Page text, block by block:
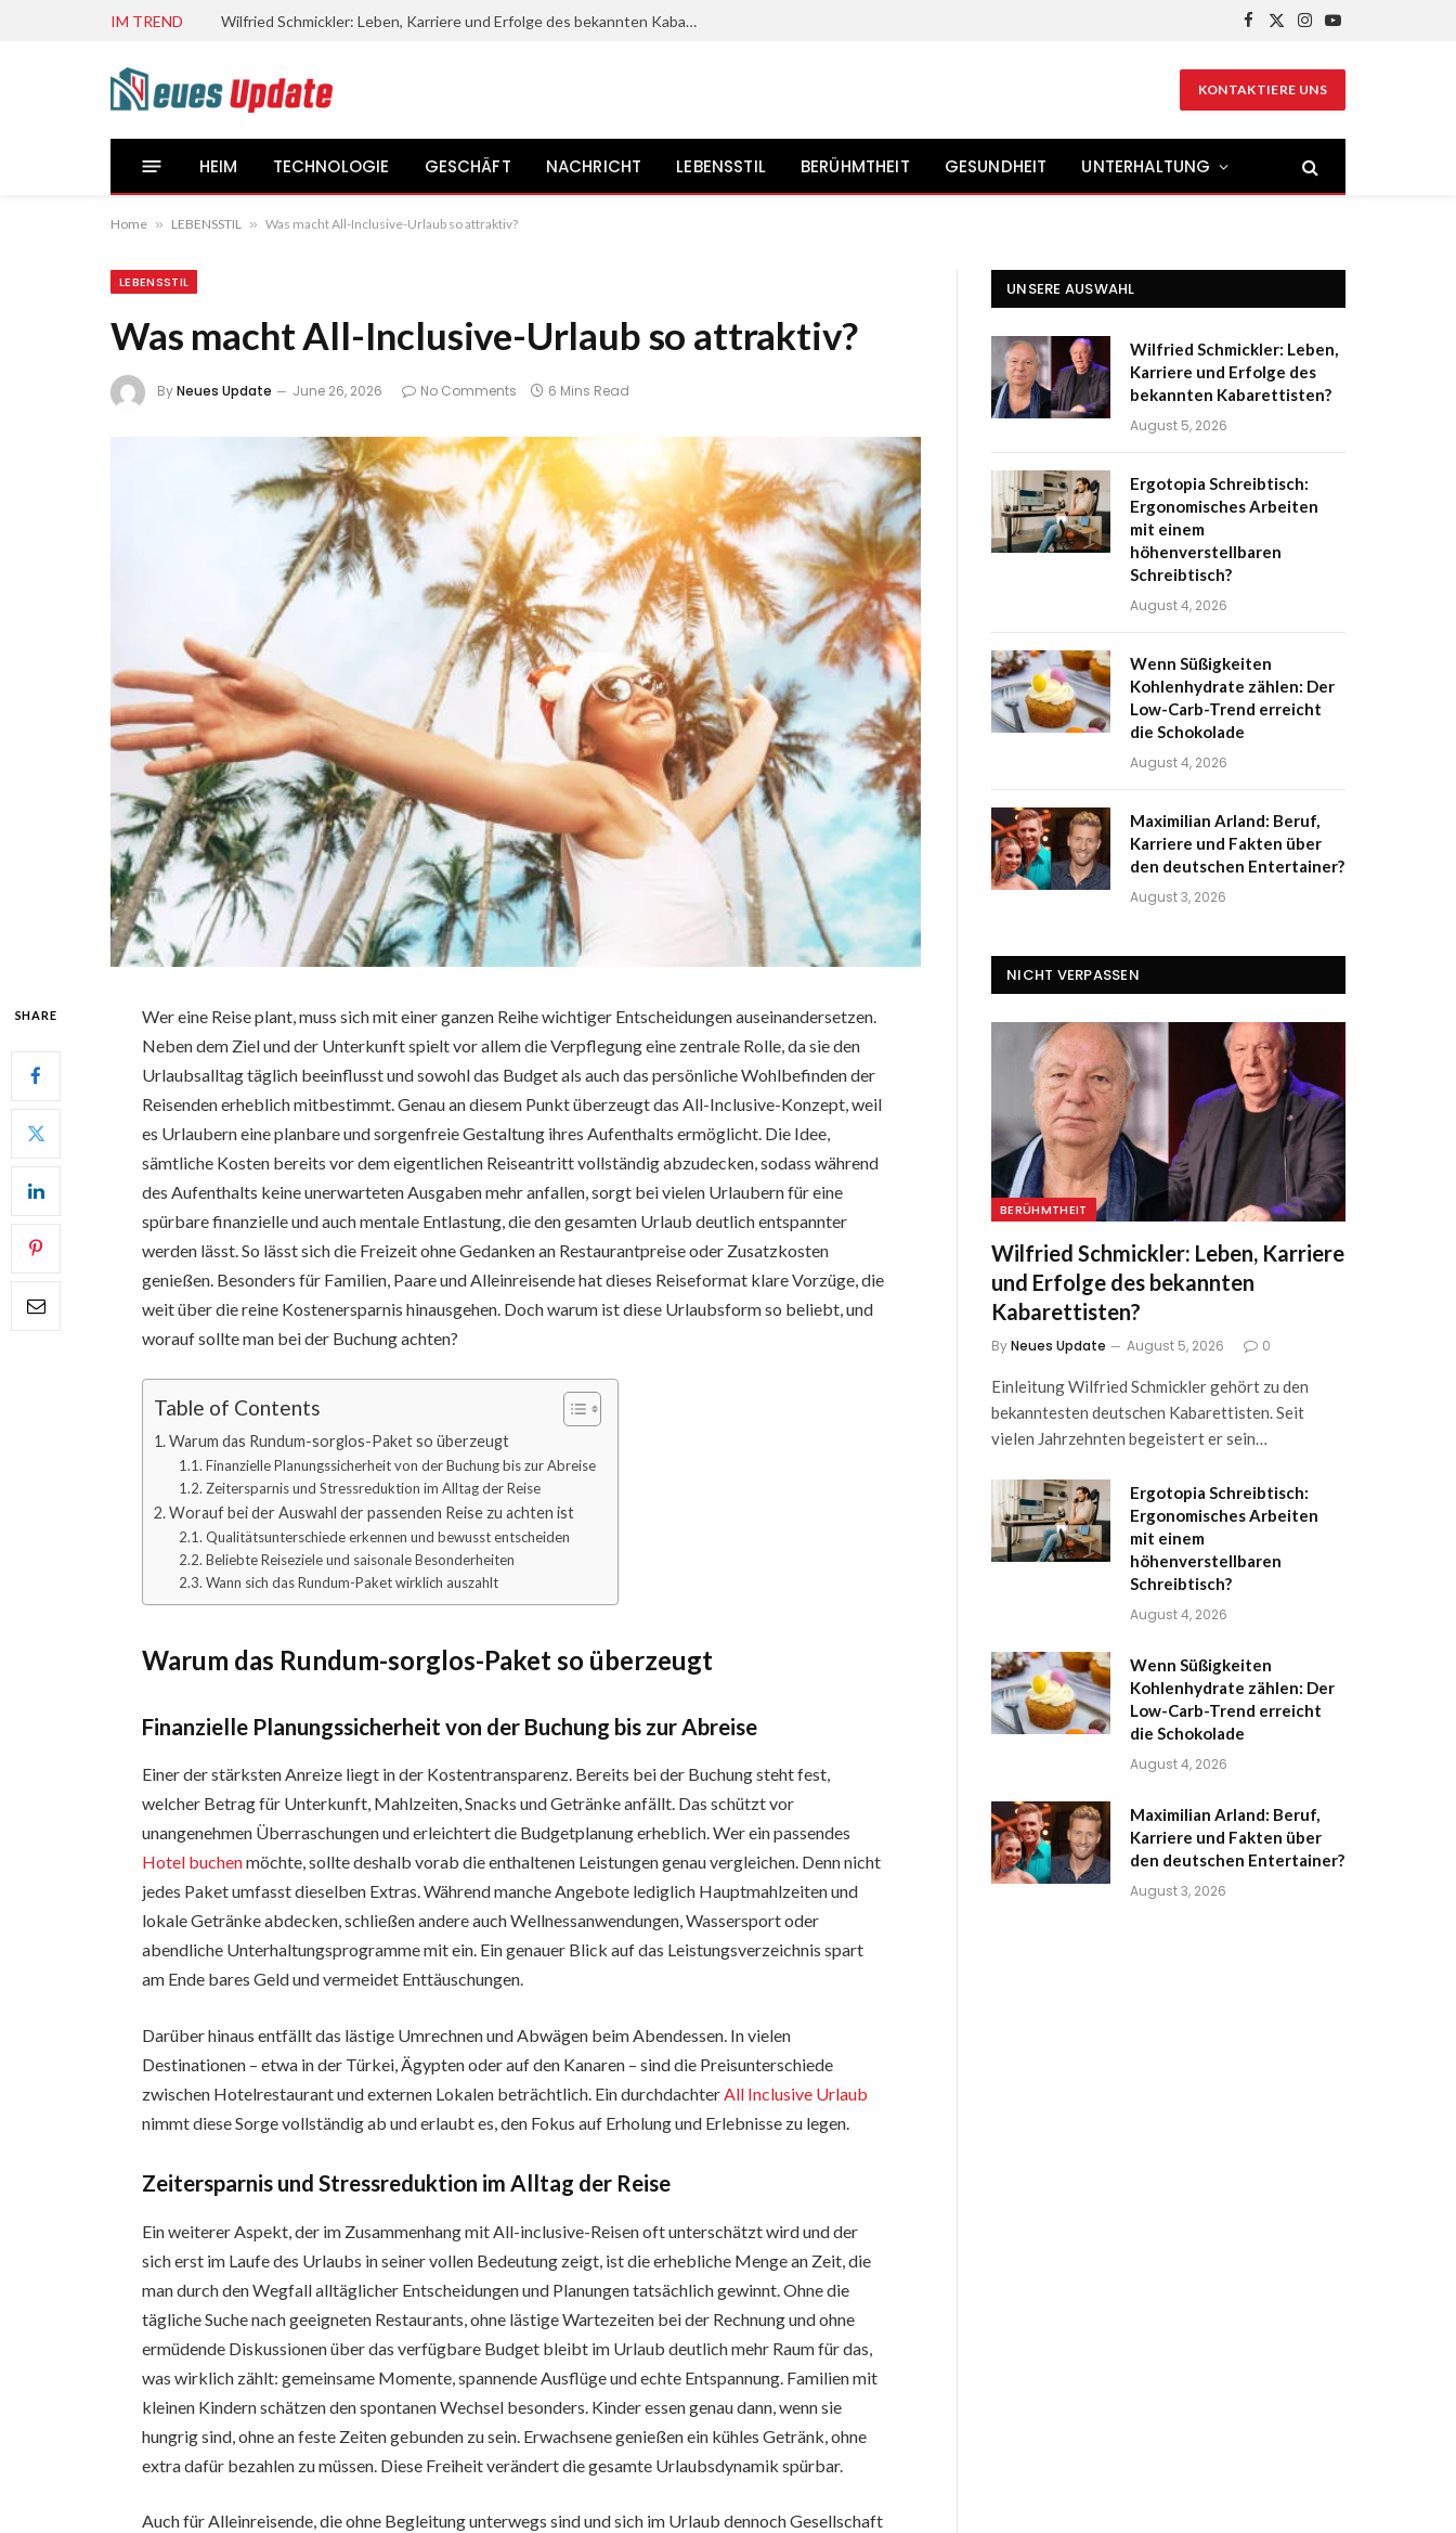
IM TREND Wilfried Schmickler: Leben, Karriere und Erfolge des bekannten Kabarettisten?
Facebook
X
Instagram
YouTube
KONTAKTIERE UNS
HEIM TECHNOLOGIE GESCHÄFT NACHRICHT LEBENSSTIL BERÜHMTHEIT GESUNDHEIT UNTERHALTUNG
Home » LEBENSSTIL » Was macht All-Inclusive-Urlaub so attraktiv?
LEBENSSTIL
Was macht All-Inclusive-Urlaub so attraktiv?
ByNeues Update June 26, 2026 No Comments 6 Mins Read
SHARE
Wer eine Reise plant, muss sich mit einer ganzen Reihe wichtiger Entscheidungen auseinandersetzen.
Neben dem Ziel und der Unterkunft spielt vor allem die Verpflegung eine zentrale Rolle, da sie den
Urlaubsalltag täglich beeinflusst und sowohl das Budget als auch das persönliche Wohlbefinden der
Reisenden erheblich mitbestimmt. Genau an diesem Punkt überzeugt das All-Inclusive-Konzept, weil
es Urlaubern eine planbare und sorgenfreie Gestaltung ihres Aufenthalts ermöglicht. Die Idee,
sämtliche Kosten bereits vor dem eigentlichen Reiseantritt vollständig abzudecken, sodass während
des Aufenthalts keine unerwarteten Ausgaben mehr anfallen, sorgt bei vielen Urlaubern für eine
spürbare finanzielle und auch mentale Entlastung, die den gesamten Urlaub deutlich entspannter
werden lässt. So lässt sich die Freizeit ohne Gedanken an Restaurantpreise oder Zusatzkosten
genießen. Besonders für Familien, Paare und Alleinreisende hat dieses Reiseformat klare Vorzüge, die
weit über die reine Kostenersparnis hinausgehen. Doch warum ist diese Urlaubsform so beliebt, und
worauf sollte man bei der Buchung achten?
Table of Contents
Warum das Rundum-sorglos-Paket so überzeugt
Finanzielle Planungssicherheit von der Buchung bis zur Abreise
Zeitersparnis und Stressreduktion im Alltag der Reise
Worauf bei der Auswahl der passenden Reise zu achten ist
Qualitätsunterschiede erkennen und bewusst entscheiden
Beliebte Reiseziele und saisonale Besonderheiten
Wann sich das Rundum-Paket wirklich auszahlt
Warum das Rundum-sorglos-Paket so überzeugt
Finanzielle Planungssicherheit von der Buchung bis zur Abreise
Einer der stärksten Anreize liegt in der Kostentransparenz. Bereits bei der Buchung steht fest,
welcher Betrag für Unterkunft, Mahlzeiten, Snacks und Getränke anfällt. Das schützt vor
unangenehmen Überraschungen und erleichtert die Budgetplanung erheblich. Wer ein passendes
Hotel buchenmöchte, sollte deshalb vorab die enthaltenen Leistungen genau vergleichen. Denn nicht
jedes Paket umfasst dieselben Extras. Während manche Angebote lediglich Hauptmahlzeiten und
lokale Getränke abdecken, schließen andere auch Wellnessanwendungen, Wassersport oder
abendliche Unterhaltungsprogramme mit ein. Ein genauer Blick auf das Leistungsverzeichnis spart
am Ende bares Geld und vermeidet Enttäuschungen.
Darüber hinaus entfällt das lästige Umrechnen und Abwägen beim Abendessen. In vielen
Destinationen – etwa in der Türkei, Ägypten oder auf den Kanaren – sind die Preisunterschiede
zwischen Hotelrestaurant und externen Lokalen beträchtlich. Ein durchdachter All Inclusive Urlaub
nimmt diese Sorge vollständig ab und erlaubt es, den Fokus auf Erholung und Erlebnisse zu legen.
Zeitersparnis und Stressreduktion im Alltag der Reise
Ein weiterer Aspekt, der im Zusammenhang mit All-inclusive-Reisen oft unterschätzt wird und der
sich erst im Laufe des Urlaubs in seiner vollen Bedeutung zeigt, ist die erhebliche Menge an Zeit, die
man durch den Wegfall alltäglicher Entscheidungen und Planungen tatsächlich gewinnt. Ohne die
tägliche Suche nach geeigneten Restaurants, ohne lästige Wartezeiten bei der Rechnung und ohne
ermüdende Diskussionen über das verfügbare Budget bleibt im Urlaub deutlich mehr Raum für das,
was wirklich zählt: gemeinsame Momente, spannende Ausflüge und echte Entspannung. Familien mit
kleinen Kindern schätzen den spontanen Wechsel besonders. Kinder essen genau dann, wenn sie
hungrig sind, ohne an feste Zeiten gebunden zu sein. Erwachsene genießen ein kühles Getränk, ohne
extra dafür bezahlen zu müssen. Diese Freiheit verändert die gesamte Urlaubsdynamik spürbar.
Auch für Alleinreisende, die ohne Begleitung unterwegs sind und sich im Urlaub dennoch Gesellschaft
UNSERE AUSWAHL
Wilfried Schmickler: Leben,
Karriere und Erfolge des
bekannten Kabarettisten?
August 5, 2026
Ergotopia Schreibtisch:
Ergonomisches Arbeiten
mit einem
höhenverstellbaren
Schreibtisch?
August 4, 2026
Wenn Süßigkeiten
Kohlenhydrate zählen: Der
Low-Carb-Trend erreicht
die Schokolade
August 4, 2026
Maximilian Arland: Beruf,
Karriere und Fakten über
den deutschen Entertainer?
August 3, 2026
NICHT VERPASSEN
BERÜHMTHEIT
Wilfried Schmickler: Leben, Karriere
und Erfolge des bekannten
Kabarettisten?
ByNeues Update August 5, 2026 0
Einleitung Wilfried Schmickler gehört zu den
bekanntesten deutschen Kabarettisten. Seit
vielen Jahrzehnten begeistert er sein…
Ergotopia Schreibtisch:
Ergonomisches Arbeiten
mit einem
höhenverstellbaren
Schreibtisch?
August 4, 2026
Wenn Süßigkeiten
Kohlenhydrate zählen: Der
Low-Carb-Trend erreicht
die Schokolade
August 4, 2026
Maximilian Arland: Beruf,
Karriere und Fakten über
den deutschen Entertainer?
August 3, 2026